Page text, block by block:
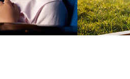
PLUS D'INFORMATIONS